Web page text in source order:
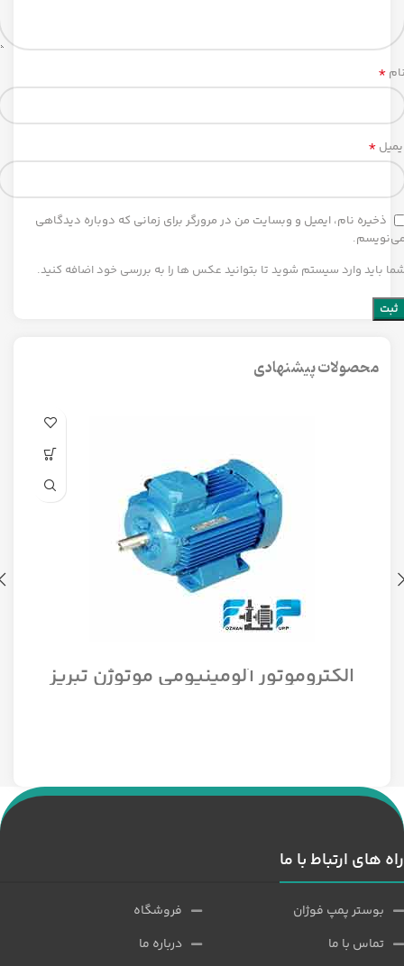
*
*
ذخیره نام، ایمیل و وبسایت من در مرورگر برای زمانی که دوباره دیدگاهی
باید وارد سیستم شوید تا بتوانید عکس ها را به بررسی خود اضافه کنید.
محصولات پیشنهادی
الکتروموتور آلومینیومی موتوژن تبریز
سه فاز مدل 1/12 اسب 1500 دور
راه های ارتباط با ما
بوستر پمپ فوژان
تماس با ما
فروشگاه
درباره ما